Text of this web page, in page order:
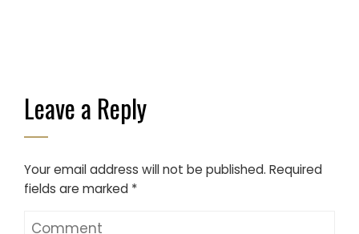
Leave a Reply
Your email address will not be published. Required
fields are marked *